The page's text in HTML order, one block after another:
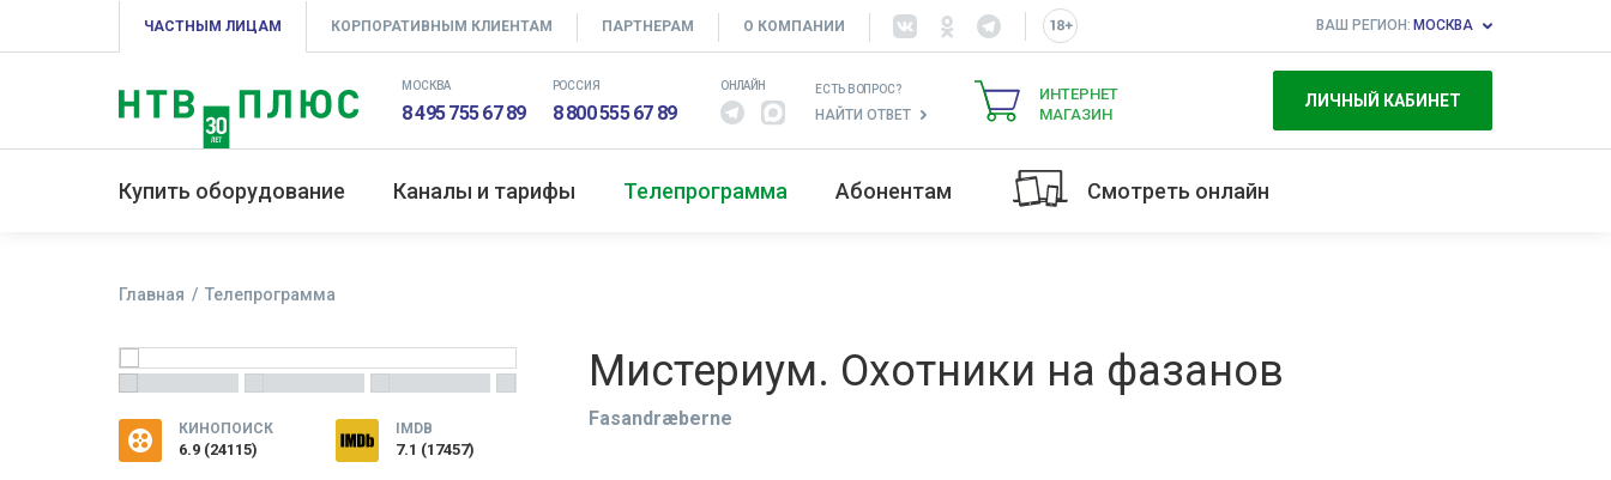
ЧАСТНЫМ ЛИЦАМ КОРПОРАТИВНЫМ КЛИЕНТАМ ПАРТНЕРАМ О КОМПАНИИ ВАШ РЕГИОН: МОСКВА
МОСКВА
8 495 755 67 89
РОССИЯ
8 800 555 67 89
ОНЛАЙН ЕСТЬ ВОПРОС?
НАЙТИ ОТВЕТ
ИНТЕРНЕТ
МАГАЗИН
ЛИЧНЫЙ КАБИНЕТ
Купить оборудование Каналы и тарифы Телепрограмма Абонентам Смотреть онлайн
Главная Телепрограмма
КИНОПОИСК
6.9 (24115)
IMDB
7.1 (17457)
Мистериум. Охотники на фазанов
Fasandræberne